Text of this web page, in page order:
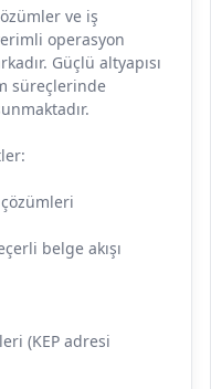
ve iş
operasyon
Güçlü altyapısı
süreçlerinde
belge akışı
(KEP adresi